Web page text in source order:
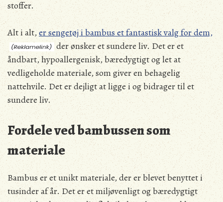
stoffer.
Alt i alt,er sengetøj i bambus et fantastisk valg for dem,
der ønsker et sundere liv. Det er et
åndbart, hypoallergenisk, bæredygtigt og let at
vedligeholde materiale, som giver en behagelig
nattehvile. Det er dejligt at ligge i og bidrager til et
sundere liv.
Fordele ved bambussen som
materiale
Bambus er et unikt materiale, der er blevet benyttet i
tusinder af år. Det er et miljøvenligt og bæredygtigt